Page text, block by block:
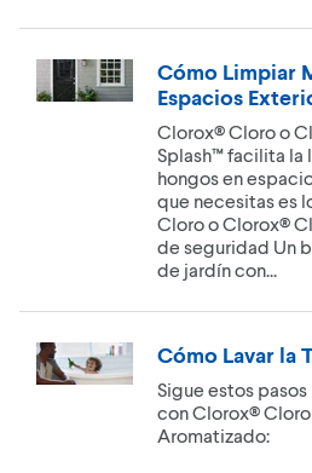
Cómo Limpiar
Espacios
Clorox® Cloro o
Splash™ facilita la
hongos en
que necesitas es
Cloro o Clorox®
de seguridad Un
de jardín con...
Cómo Lavar la
Sigue estos
con Clorox®
Aromatizado: